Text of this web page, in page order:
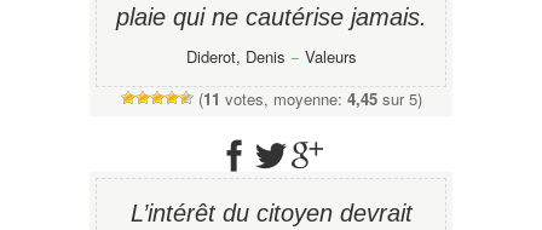
plaie qui ne cautérise jamais.
Diderot, Denis − Valeurs
(11 votes, moyenne: 4,45sur 5)
L’intérêt du citoyen devrait